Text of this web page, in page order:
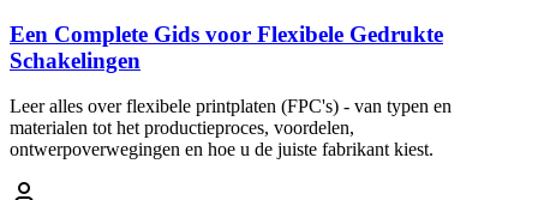
Een Complete Gids voor Flexibele Gedrukte
Schakelingen
Leer alles over flexibele printplaten (FPC's) - van typen en
materialen tot het productieproces, voordelen,
ontwerpoverwegingen en hoe u de juiste fabrikant kiest.